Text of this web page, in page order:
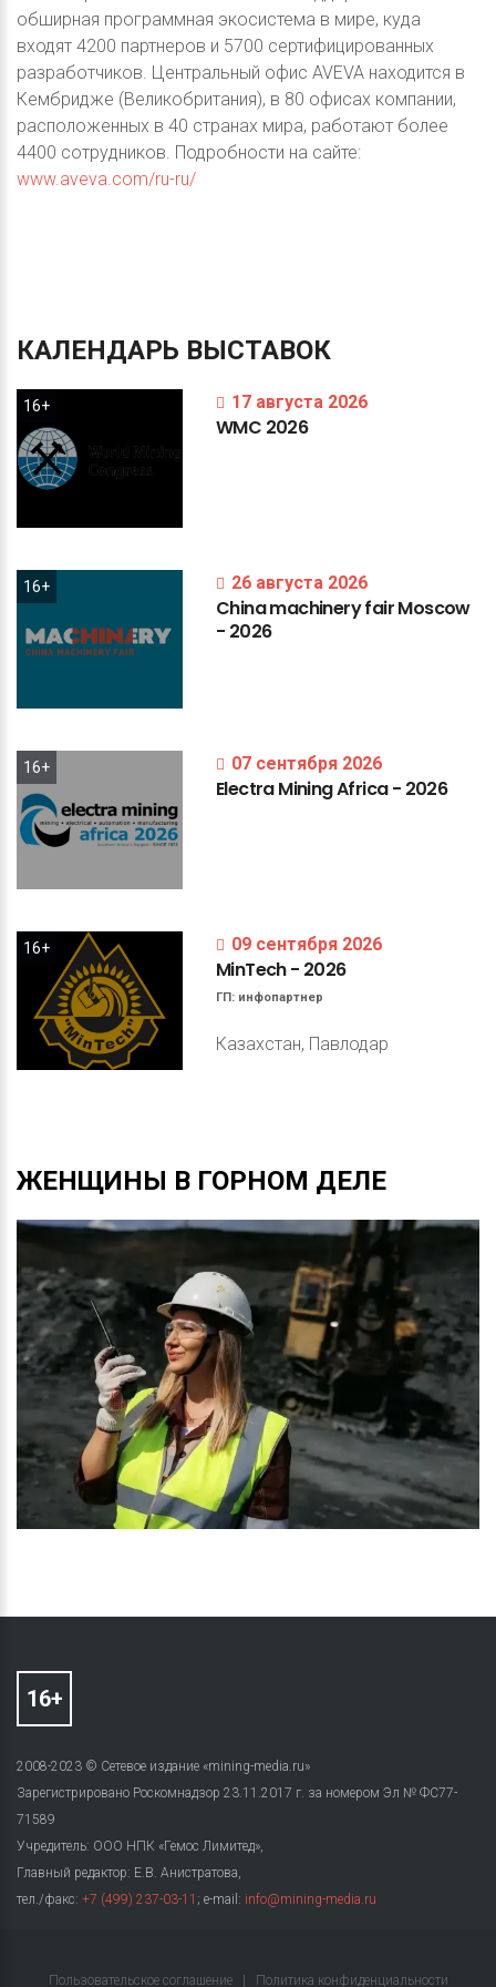
обширная программная экосистема в мире, куда
входят 4200 партнеров и 5700 сертифицированных
разработчиков. Центральный офис AVEVA находится в
Кембридже (Великобритания), в 80 офисах компании,
расположенных в 40 странах мира, работают более
4400 сотрудников. Подробности на сайте:
www.aveva.com/ru-ru/
КАЛЕНДАРЬ ВЫСТАВОК
16+ 17 августа 2026
WMC 2026
16+ 26 августа 2026
ChinamachineryfairMoscow
- 2026
16+ 07 сентября 2026
ElectraMiningAfrica- 2026
16+ 09 сентября 2026
MinTech- 2026
ГП: инфопартнер
Казахстан, Павлодар
ЖЕНЩИНЫ В ГОРНОМ ДЕЛЕ
2008-2023 © Сетевое издание «mining-media.ru»
Зарегистрировано Роскомнадзор 23.11.2017 г. за номером Эл № ФС77-
71589
Учредитель: ООО НПК «Гемос Лимитед»,
Главный редактор: Е.В. Анистратова,
тел./факс: +7 (499) 237-03-11 ; e-mail: info@mining-media.ru
Пользовательское соглашение Политика конфиденциальности